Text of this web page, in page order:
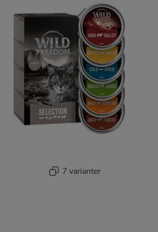
7 varianter